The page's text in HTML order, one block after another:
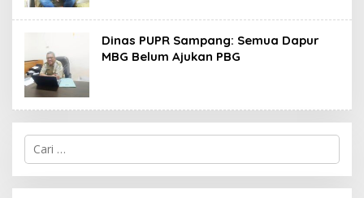
Dinas PUPR Sampang: Semua Dapur
MBG Belum Ajukan PBG
Cari
untuk: